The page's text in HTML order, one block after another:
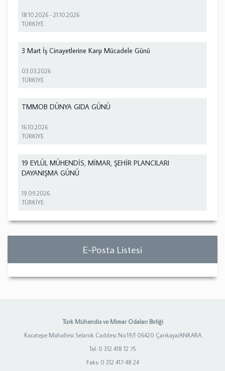
18.10.2026 -21.10.2026
TÜRKİYE
3 Mart İş Cinayetlerine Karşı Mücadele Günü
03.03.2026
TÜRKİYE
TMMOB DÜNYA GIDA GÜNÜ
16.10.2026
TÜRKİYE
19 EYLÜL MÜHENDİS, MİMAR, ŞEHİR PLANCILARI
DAYANIŞMA GÜNÜ
19.09.2026
TÜRKİYE
E-Posta Listesi
Türk Mühendis ve Mimar Odaları Birliği
Kocatepe Mahallesi Selanik Caddesi No:19/1 06420 Çankaya/ANKARA
Tel: 0 312 418 12 75
Faks: 0 312 417 48 24